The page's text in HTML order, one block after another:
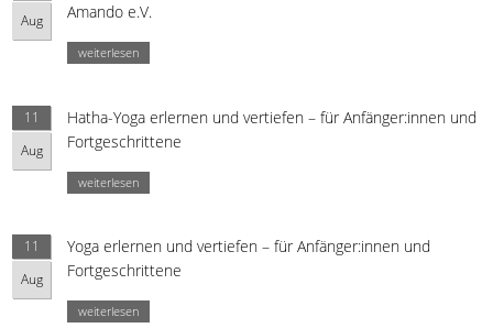
Aug
Amando e.V.
weiterlesen
11
Aug
Hatha-Yoga erlernen und vertiefen – für Anfänger:innen und
Fortgeschrittene
weiterlesen
11
Aug
Yoga erlernen und vertiefen – für Anfänger:innen und
Fortgeschrittene
weiterlesen